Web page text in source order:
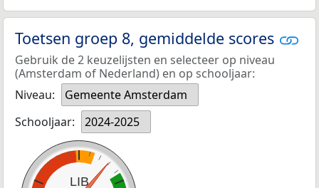
Toetsen groep 8, gemiddelde scores
Gebruik de 2 keuzelijsten en selecteer op niveau
(Amsterdam of Nederland) en op schooljaar:
Niveau:
Gemeente Amsterdam
Schooljaar:
2024-2025
LIB